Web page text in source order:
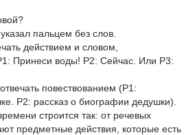
пальцем без слов.
действием и словом,
Принеси воды! Р2: Сейчас. Или Р3:
повествованием (Р1:
Р2: рассказ о биографии дедушки).
строится так: от речевых
предметные действия, которые есть